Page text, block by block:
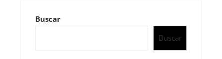
Buscar
Buscar